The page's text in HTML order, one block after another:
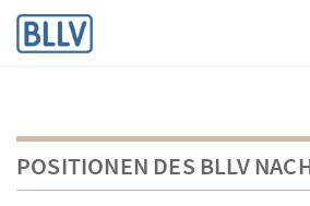
POSITIONEN DES BLLV